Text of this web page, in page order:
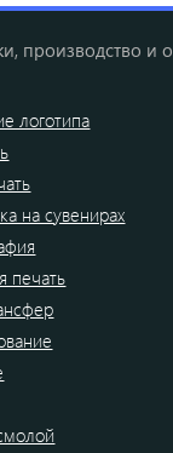
производство
логотипа
на сувенирах
печать